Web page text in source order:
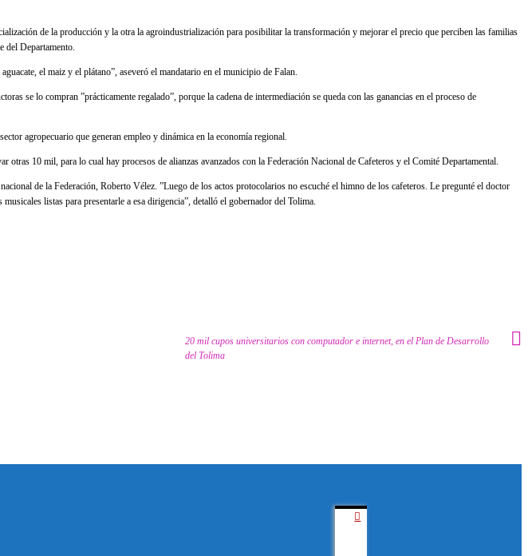
de la producción y la otra la agroindustrialización para posibilitar la transformación y mejorar el precio que perciben las familias
del Departamento.
el maiz y el plátano”, aseveró el mandatario en el municipio de Falan.
se lo compran ”prácticamente regalado”, porque la cadena de intermediación se queda con las ganancias en el proceso de
agropecuario que generan empleo y dinámica en la economía regional.
10 mil, para lo cual hay procesos de alianzas avanzados con la Federación Nacional de Cafeteros y el Comité Departamental.
de la Federación, Roberto Vélez. ”Luego de los actos protocolarios no escuché el himno de los cafeteros. Le pregunté el doctor
listas para presentarle a esa dirigencia”, detalló el gobernador del Tolima.
20 mil cupos universitarios con computador e internet, en el Plan de Desarrollo
del Tolima